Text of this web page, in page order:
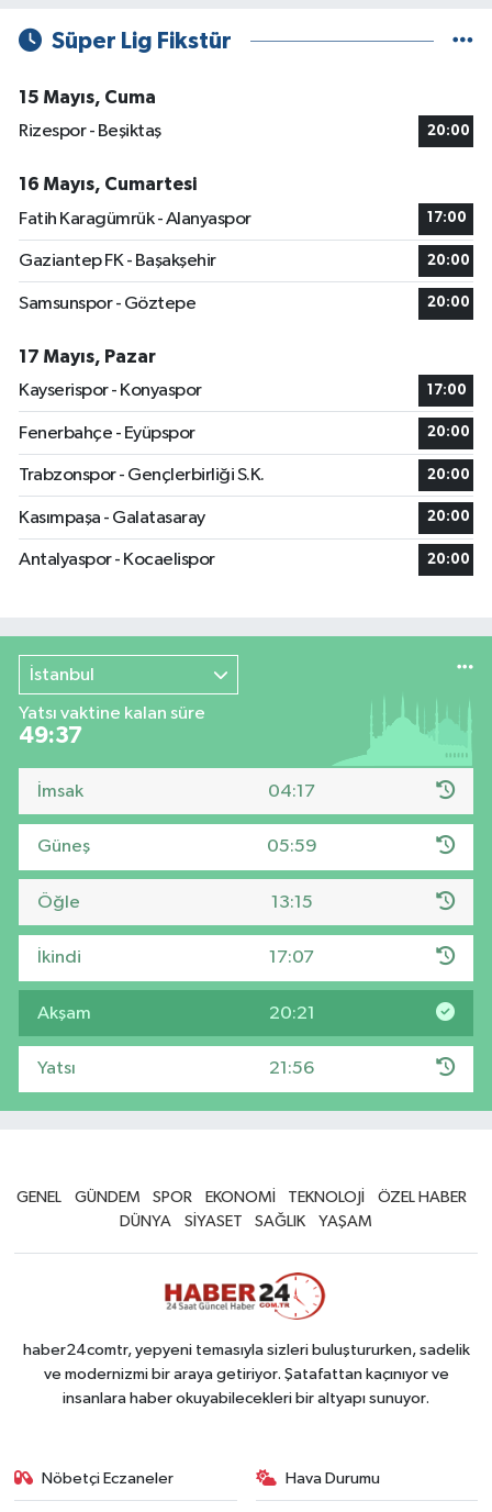
Süper Lig Fikstür
15 Mayıs, Cuma
Rizespor - Beşiktaş
20:00
16 Mayıs, Cumartesi
Fatih Karagümrük - Alanyaspor
17:00
Gaziantep FK - Başakşehir 20:00
Samsunspor - Göztepe 20:00
17 Mayıs, Pazar
Kayserispor - Konyaspor
17:00
Fenerbahçe - Eyüpspor 20:00
Trabzonspor - Gençlerbirliği S.K. 20:00
Kasımpaşa - Galatasaray 20:00
Antalyaspor - Kocaelispor 20:00
İstanbul
Yatsı vaktine kalan süre
49:36
İmsak 04:17
Güneş 05:59
Öğle 13:15
İkindi 17:07
Akşam 20:21
Yatsı 21:56
GENEL GÜNDEM SPOR EKONOMİ TEKNOLOJİ
ÖZEL HABER
DÜNYA
SİYASET SAĞLIK YAŞAM
haber24comtr, yepyeni temasıyla sizleri buluştururken, sadelik
ve modernizmi bir araya getiriyor. Şatafattan kaçınıyor ve
insanlara haber okuyabilecekleri bir altyapı sunuyor.
Nöbetçi Eczaneler Hava Durumu